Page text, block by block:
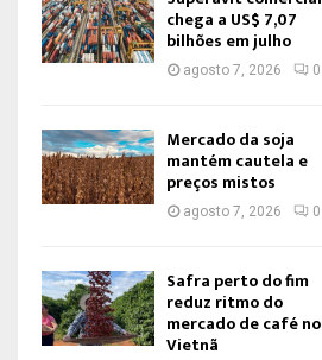
chega a US$ 7,07
bilhões em julho
agosto 7, 2026 0
Mercado da soja
mantém cautela e
preços mistos
agosto 7, 2026 0
Safra perto do fim
reduz ritmo do
mercado de café no
Vietnã